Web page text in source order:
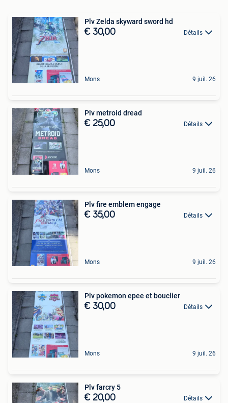
Plv Zelda skyward sword hd
€ 30,00 Détails
Mons 9 juil. 26
Plv metroid dread
€ 25,00 Détails
Mons 9 juil. 26
Plv fire emblem engage
€ 35,00 Détails
Mons 9 juil. 26
Plv pokemon epee et bouclier
€ 30,00 Détails
Mons 9 juil. 26
Plv farcry 5
€ 20,00 Détails